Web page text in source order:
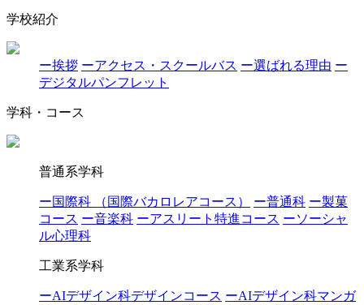
学校紹介
ー挨拶 ーアクセス・スクールバス ー選ばれる理由 ー
デジタルパンフレット
学科・コース
普通系学科
ー国際科 （国際バカロレアコース） ー普通科 ー製菓
コース ー音楽科 ーアスリート特進コース ーソーシャ
ル心理科
工業系学科
ーAIデザイン科デザインコース ーAIデザイン科マンガ